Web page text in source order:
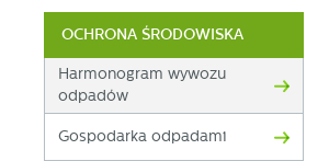
OCHRONA ŚRODOWISKA
Harmonogram wywozu
odpadów
Gospodarka odpadami